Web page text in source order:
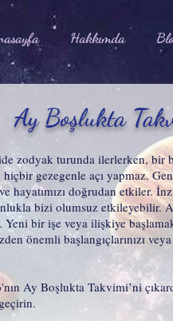
Hakkımda
Ay Boşlukta
zodyak turunda ilerlerken, bir
gezegenle açı yapmaz.
hayatımızı doğrudan etkiler.
bizi olumsuz etkileyebilir.
bir işe veya ilişkiye
önemli başlangıçlarınızı
Ay Boşlukta Takvimi’ni